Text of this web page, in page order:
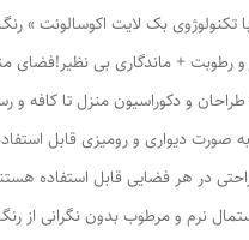
تکنولوژوی بک لایت اکوسالونت »
و رطوبت + ماندگاری بی نظیر!فضای
طراحان و دکوراسیون منزل تا کافه و
به صورت دیواری و رومیزی قابل
در هر فضایی قابل استفاده
نرم و مرطوب بدون نگرانی از